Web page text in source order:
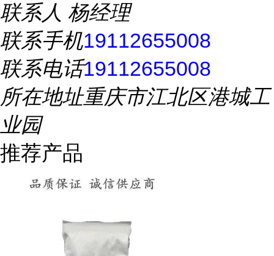
联系人 杨经理
联系手机19112655008
联系电话19112655008
所在地址重庆市江北区港城工
业园
推荐产品